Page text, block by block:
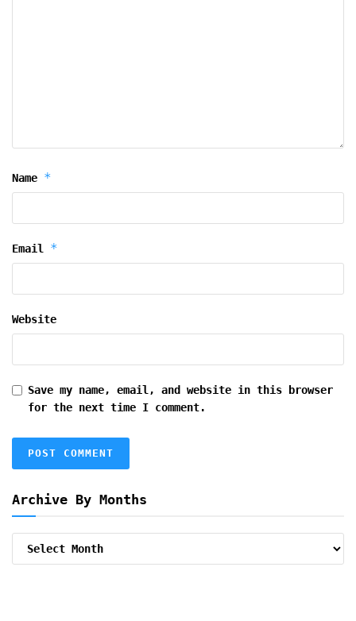
Name *
Email *
Website
Save my name, email, and website in this browser
for the next time I comment.
Archive By Months